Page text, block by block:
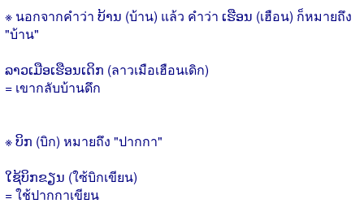
※ นอกจากคำว่า ບ້ານ (บ้าน) แล้ว คำว่า ເຮືອນ (เฮือน) ก็หมายถึง
"บ้าน"
ລາວເມືອເຮືອນເດິກ (ลาวเมือเฮือนเดิก)
= เขากลับบ้านดึก
※ ບິກ (บิก) หมายถึง "ปากกา"
ໃຊ້ບິກຂຽນ (ใซ้บิกเขียน)
= ใช้ปากกาเขียน